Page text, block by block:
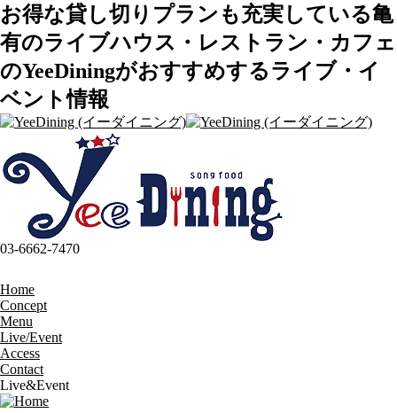
お得な貸し切りプランも充実している亀
有のライブハウス・レストラン・カフェ
のYeeDiningがおすすめするライブ・イ
ベント情報
03-6662-7470
Home
Concept
Menu
Live/Event
Access
Contact
Live&Event